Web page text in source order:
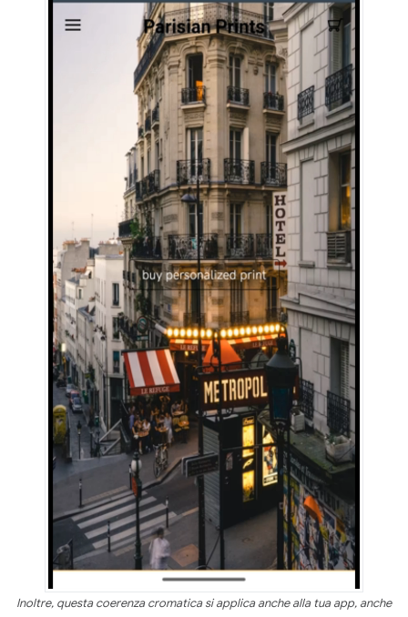
Inoltre, questa coerenza cromatica si applica anche alla tua app, anche